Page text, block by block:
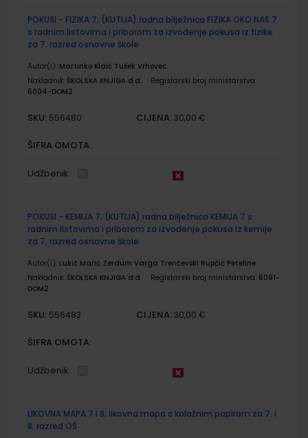
POKUSI - FIZIKA 7; (KUTIJA) radna bilježnica FIZIKA OKO NAS 7
s radnim listovima i priborom za izvođenje pokusa iz fizike
za 7. razred osnovne škole
Autor(i): Martinko Klaić Tušek Vrhovec
Nakladnik: ŠKOLSKA KNJIGA d.d.
Registarski broj ministarstva:
6004-DOM2
SKU: 556480 CIJENA: 30,00 €
ŠIFRA OMOTA:
Udžbenik
POKUSI - KEMIJA 7; (KUTIJA) radna bilježnica KEMIJA 7 s
radnim listovima i priborom za izvođenje pokusa iz kemije
za 7. razred osnovne škole
Autor(i): Lukić Marić Zerdum Varga Trenčevski Rupčić Peteline
Nakladnik: ŠKOLSKA KNJIGA d.d. Registarski broj ministarstva: 6091-
DOM2
SKU: 556483 CIJENA: 30,00 €
ŠIFRA OMOTA:
Udžbenik
LIKOVNA MAPA 7 i 8; likovna mapa s kolažnim papirom za 7. i
8. razred OŠ